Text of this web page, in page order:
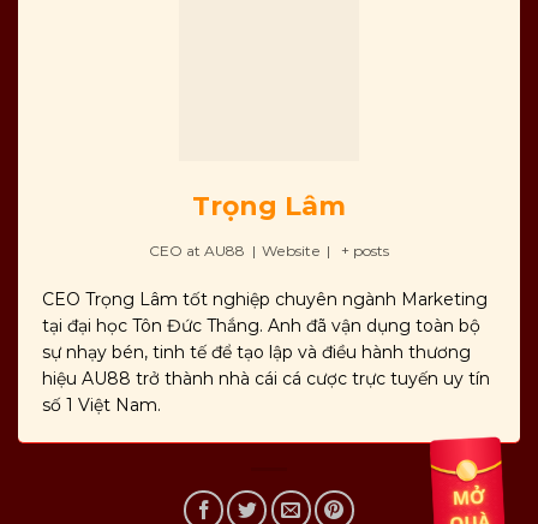
Trọng Lâm
CEO at AU88 | Website | + posts
CEO Trọng Lâm tốt nghiệp chuyên ngành Marketing
tại đại học Tôn Đức Thắng. Anh đã vận dụng toàn bộ
sự nhạy bén, tinh tế để tạo lập và điều hành thương
hiệu AU88 trở thành nhà cái cá cược trực tuyến uy tín
số 1 Việt Nam.